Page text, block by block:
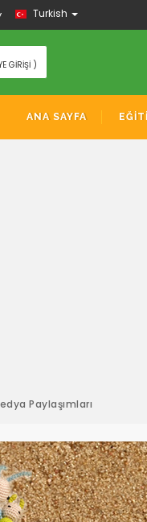
Turkish
GIRIŞI )
ANA SAYFA
Paylaşımları